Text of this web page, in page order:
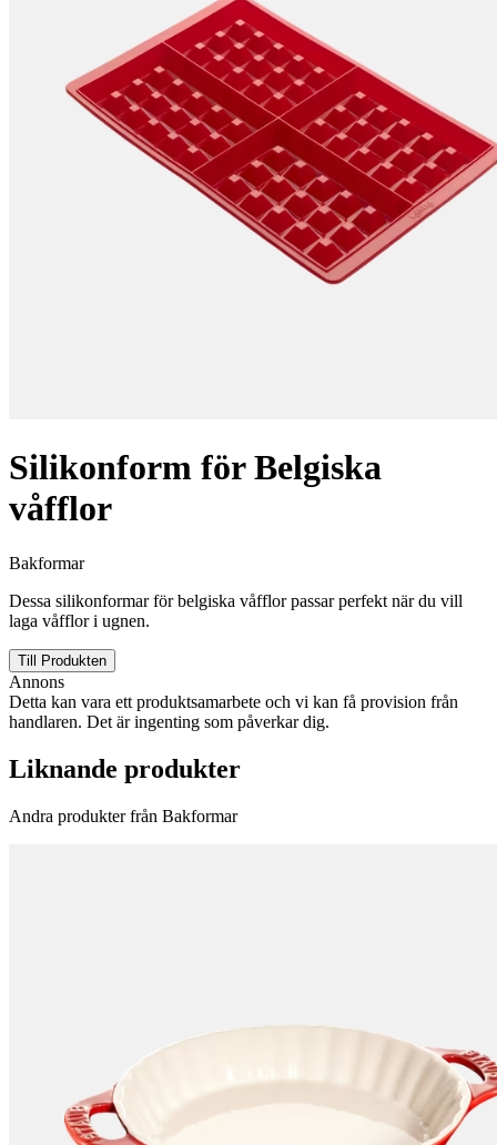
Silikonform för Belgiska
våfflor
Bakformar
Dessa silikonformar för belgiska våfflor passar perfekt när du vill
laga våfflor i ugnen.
Till Produkten
Annons
Detta kan vara ett produktsamarbete och vi kan få provision från
handlaren. Det är ingenting som påverkar dig.
Liknande produkter
Andra produkter från Bakformar